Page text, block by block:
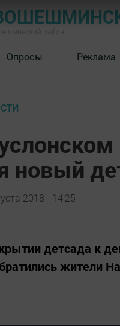
Опросы Реклама
новый
2018 - 14:25
детсада к
жители